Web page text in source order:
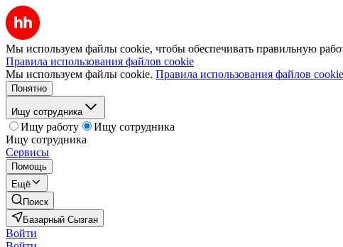
Мы используем файлы cookie, чтобы обеспечивать правильную
Правила использования файлов cookie
Мы используем файлы cookie. Правила использования файлов cookie
Понятно
Ищу сотрудника
Ищу работу
Ищу сотрудника
Ищу сотрудника
Сервисы
Помощь
Ещё
Поиск
Базарный Сызган
Войти